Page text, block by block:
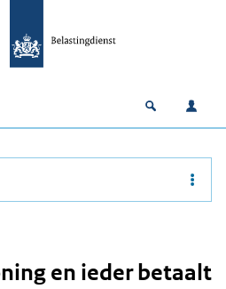
Open
en ieder betaalt